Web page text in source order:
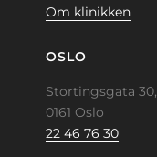
Om klinikken
OSLO
Stortingsgata
0161 Oslo
22 46 76 30